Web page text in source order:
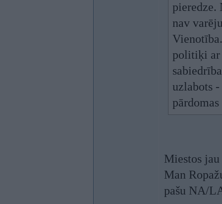
pieredze.
nav
politiķi ar
uzlabots
Miestos
Man
pašu NA/